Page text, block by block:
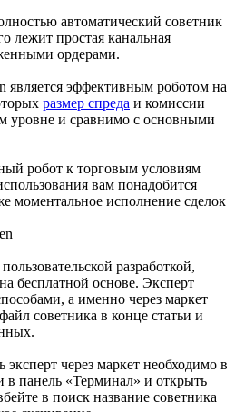
автоматический советник
лежит простая канальная
ордерами.
является эффективным роботом на
размер спреда и комиссии
уровне и сравнимо с основными
робот к торговым условиям
вам понадобится
моментальное исполнение сделок
разработкой,
бесплатной основе. Эксперт
а именно через маркет
советника в конце статьи и
эксперт через маркет необходимо в
в панель «Терминал» и открыть
в поиск название советника